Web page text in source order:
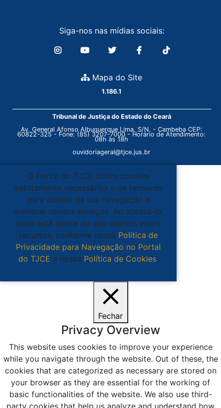
Siga-nos nas mídias sociais:
Mapa do Site
1.186.1
Tribunal de Justiça do Estado do Ceará
Av. General Afonso Albuquerque Lima, S/N. - Cambeba CEP:
60822-325 - Fone: (85) 3207-7000 - Horário de Atendimento:
08h às 18h
ouvidoriageral@tjce.jus.br
O Portal do TJCE utiliza cookies
estritamente necessários e de terceiros
para auxiliar na sua navegação e
melhorar nossos serviços. Ao acessá-lo,
você está ciente de que usamos esses
recursos, conforme nossa Política de
Privacidade para Navegação no Portal
do TJCE e nossa Política de Cookies.
Fechar
Privacy Overview
This website uses cookies to improve your experience
while you navigate through the website. Out of these, the
cookies that are categorized as necessary are stored on
your browser as they are essential for the working of
basic functionalities of the website. We also use third-